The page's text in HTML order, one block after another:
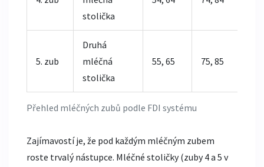
Přehled mléčných zubů podle FDI systému
stolička
5. zub
Druhá
mléčná
stolička
55, 65 75, 85
Zajímavostí je, že pod každým mléčným zubem
roste trvalý nástupce. Mléčné stoličky (zuby 4 a 5 v